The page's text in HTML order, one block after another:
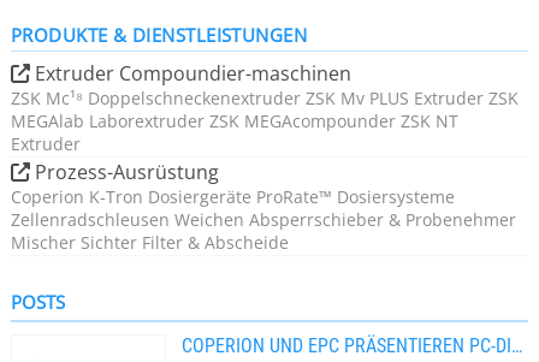
individuellen Prozesskonzepten für schlüsselfertige
Lösungen nach Maß.
Die kontinuierliche Weiterentwicklung unserer Systeme
und Komponenten ist nicht zuletzt der engen
Zusammenarbeit mit unseren Kunden zu verdanken.
Von der einzelnen Zellenradschleuse bis hin zu
liefern Coperion und Coperion K-Tron ihren Kunden
alles, was diese für ihre Prozesse benötigen.
PRODUKTE & DIENSTLEISTUNGEN
Extruder Compoundier-maschinen
ZSK Mc¹⁸ Doppelschneckenextruder ZSK Mv PLUS Extruder ZSK
MEGAlab Laborextruder ZSK MEGAcompounder ZSK NT
Extruder
Prozess-Ausrüstung
Coperion K-Tron Dosiergeräte ProRate™ Dosiersysteme
Zellenradschleusen Weichen Absperrschieber & Probenehmer
Mischer Sichter Filter & Abscheide
POSTS
COPERION UND EPC PRÄSENTIEREN PC-DIREKTCOMPOUNDIERUNG